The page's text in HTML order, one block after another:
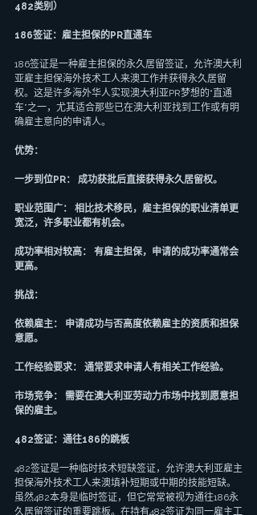
482类别）
186签证：雇主担保的PR直通车
186签证是一种雇主担保的永久居留签证，允许澳大利
亚雇主担保海外技术工人来澳工作并获得永久居留
权。这是许多海外华人实现澳大利亚PR梦想的“直通
车”之一，尤其适合那些已在澳大利亚找到工作或有明
确雇主意向的申请人。
优势：
一步到位PR： 成功获批后直接获得永久居留权。
职业范围广： 相比技术移民，雇主担保的职业清单更
宽泛，许多职业都有机会。
成功率相对较高： 有雇主担保，申请的成功率通常会
更高。
挑战：
依赖雇主： 申请成功与否高度依赖雇主的资质和担保
意愿。
工作经验要求： 通常要求申请人有相关工作经验。
市场竞争： 需要在澳大利亚劳动力市场中找到愿意担
保的雇主。
482签证：通往186的跳板
482签证是一种临时技术短缺签证，允许澳大利亚雇主
担保海外技术工人来澳填补短期或中期的技能短缺。
虽然482本身是临时签证，但它常常被视为通往186永
久居留签证的重要跳板。在持有482签证为同一雇主工